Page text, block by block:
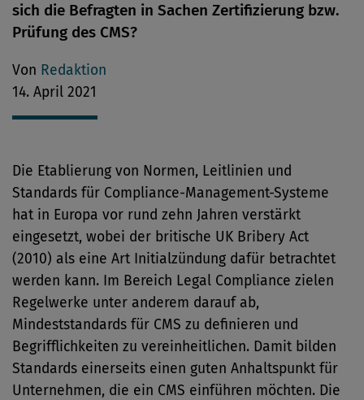
sich die Befragten in Sachen Zertifizierung bzw.
Prüfung des CMS?
Von Redaktion
14. April 2021
Die Etablierung von Normen, Leitlinien und
Standards für Compliance-Management-Systeme
hat in Europa vor rund zehn Jahren verstärkt
eingesetzt, wobei der britische UK Bribery Act
(2010) als eine Art Initialzündung dafür betrachtet
werden kann. Im Bereich Legal Compliance zielen
Regelwerke unter anderem darauf ab,
Mindeststandards für CMS zu definieren und
Begrifflichkeiten zu vereinheitlichen. Damit bilden
Standards einerseits einen guten Anhaltspunkt für
Unternehmen, die ein CMS einführen möchten. Die